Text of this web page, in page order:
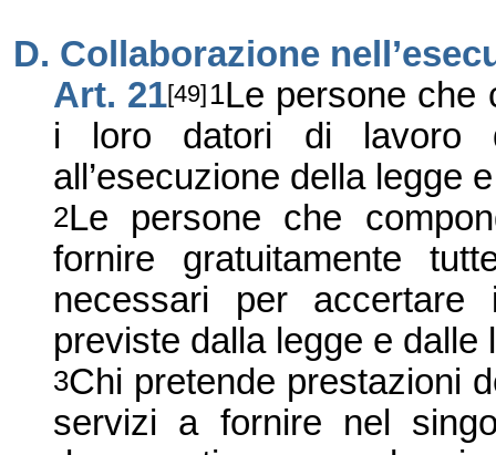
D. Collaborazione
Art. 21[49] 1Le persone che
i loro datori di lavoro
all’esecuzione della legge
2Le persone che
fornire gratuitamente
necessari per
previste dalla legge e dalle
3Chi pretende prestazioni
servizi a fornire nel